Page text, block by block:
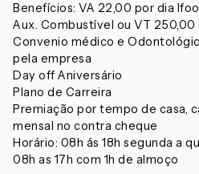
Benefícios: VA 22,00 por dia
Aux. Combustível ou VT
Convenio médico e
pela empresa
Day off Aniversário
Plano de Carreira
Premiação por tempo de casa,
mensal no contra cheque
Horário: 08h ás 18h segunda a
08h as 17h com 1h de almoço